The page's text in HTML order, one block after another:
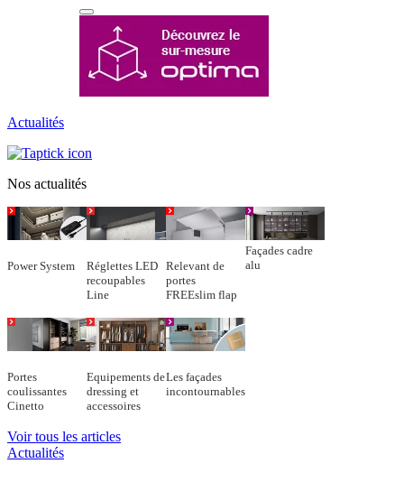
Actualités
Nos actualités
Power System
Réglettes LED
recoupables
Line
Relevant de
portes
FREEslim flap
Façades cadre
alu
Portes
coulissantes
Cinetto
Equipements de
dressing et
accessoires
Les façades
incontournables
Voir tous les articles
Actualités